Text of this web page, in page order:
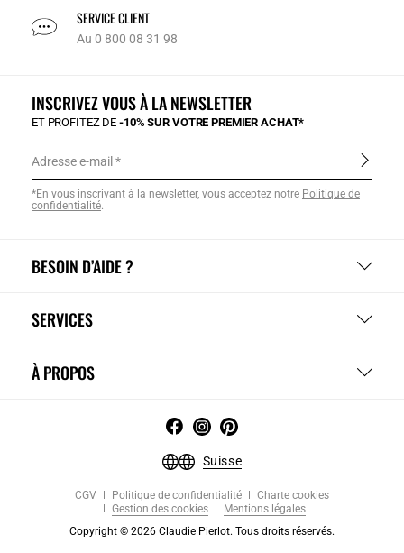
SERVICE CLIENT
Au 0 800 08 31 98
BESOIN D’AIDE ?
SERVICES
À PROPOS
INSCRIVEZ VOUS À LA NEWSLETTER
ET PROFITEZ DE-10% SUR VOTRE PREMIER ACHAT*
Adresse e-mail
*En vous inscrivant à la newsletter, vous acceptez notre Politique de
confidentialité.
Suisse
CGV Politique de confidentialité
Charte cookies
Gestion des cookies
Mentions légales
Copyright © 2026 Claudie Pierlot. Tous droits réservés.